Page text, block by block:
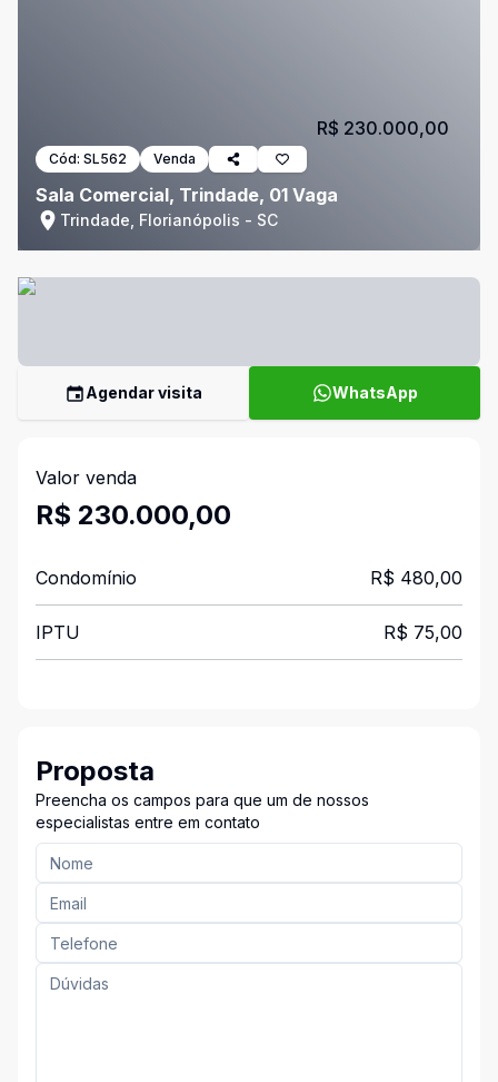
Cód: SL562 Venda
Sala Comercial, Trindade, 01 Vaga
Trindade, Florianópolis - SC
R$ 230.000,00
Agendar visita WhatsApp
Valor venda
R$ 230.000,00
Condomínio R$ 480,00
IPTU R$ 75,00
Proposta
Preencha os campos para que um de nossos
especialistas entre em contato